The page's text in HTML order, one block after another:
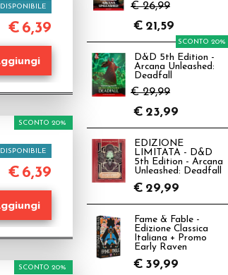
DISPONIBILE
€ 6,39
DISPONIBILE
SCONTO 20%
€ 6,39
SCONTO 20%
€ 26,99
€ 21,59
D&D 5th Edition -
Arcana Unleashed:
Deadfall
€ 29,99
SCONTO 20%
€ 23,99
EDIZIONE
LIMITATA - D&D
5th Edition - Arcana
Unleashed: Deadfall
€ 29,99
Fame & Fable -
Edizione Classica
Italiana + Promo
Early Raven
€ 39,99